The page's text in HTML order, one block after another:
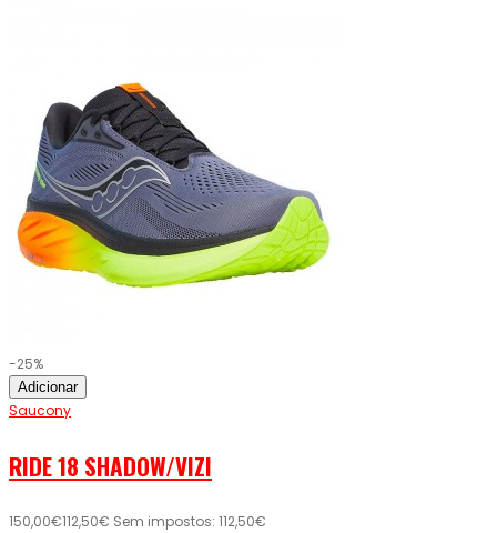
-25%
Adicionar
Saucony
RIDE 18 SHADOW/VIZI
150,00€112,50€ Sem impostos: 112,50€